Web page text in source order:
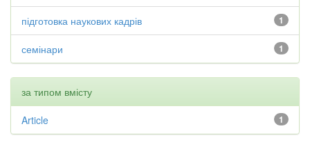
1
підготовка наукових кадрів
1
семінари
за типом вмісту
1
Article